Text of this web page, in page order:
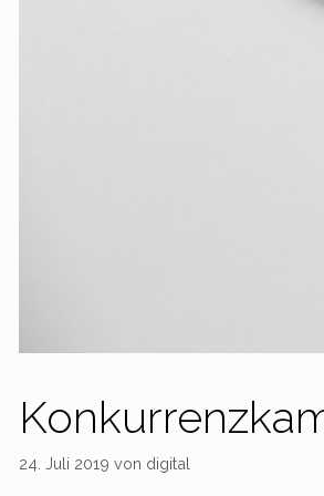
24. Juli 2019 von digital